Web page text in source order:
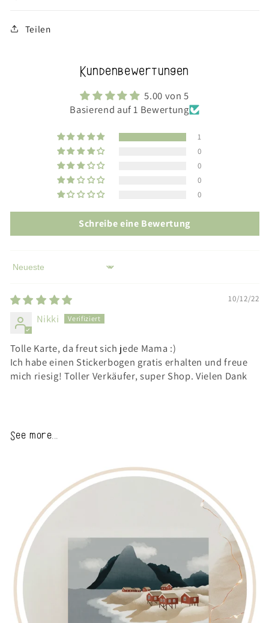
Teilen
Kundenbewertungen
5.00 von 5
Basierend auf 1 Bewertung
1
0
0
0
0
Schreibe eine Bewertung
Sort by
10/12/22
Nikki
Tolle Karte, da freut sich jede Mama :)
Ich habe einen Stickerbogen gratis erhalten und freue
mich riesig! Toller Verkäufer, super Shop. Vielen Dank
See more...